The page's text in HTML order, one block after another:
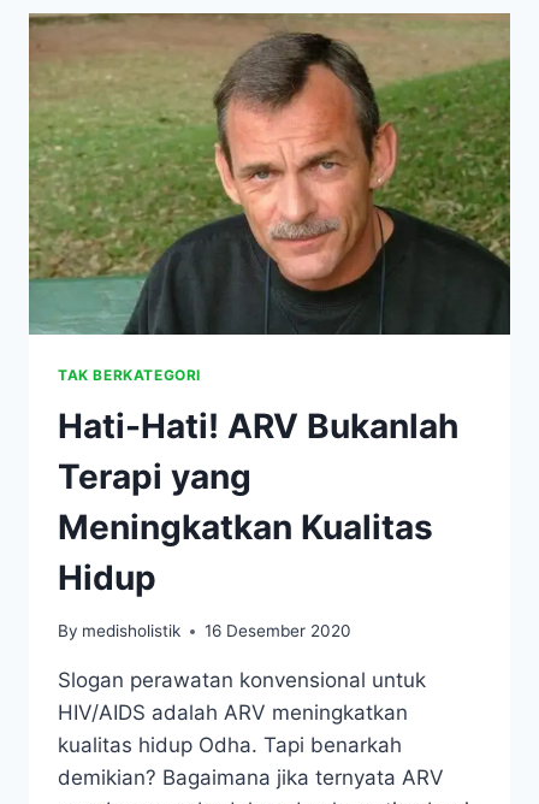
MENINGGAL
ATAU
PNEUMONIA?
TAK BERKATEGORI
Hati-Hati! ARV Bukanlah
Terapi yang
Meningkatkan Kualitas
Hidup
By medisholistik 16 Desember 2020
Slogan perawatan konvensional untuk
HIV/AIDS adalah ARV meningkatkan
kualitas hidup Odha. Tapi benarkah
demikian? Bagaimana jika ternyata ARV